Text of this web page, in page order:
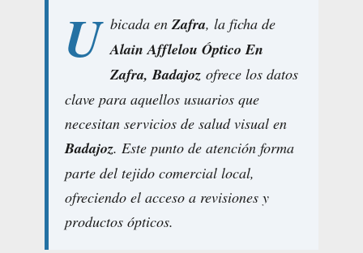
U bicada enZafra, la ficha de
Alain Afflelou Óptico En
Zafra, Badajoz ofrece los datos
clave para aquellos usuarios que
necesitan servicios de salud visual en
Badajoz. Este punto de atención forma
parte del tejido comercial local,
ofreciendo el acceso a revisiones y
productos ópticos.